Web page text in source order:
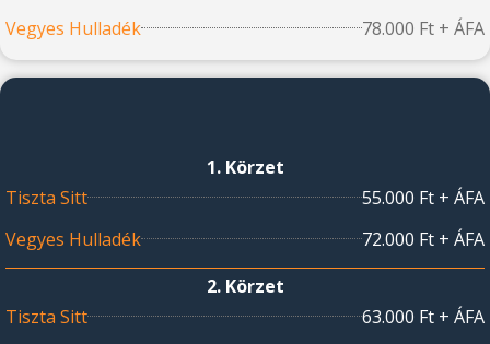
Vegyes Hulladék
78.000 Ft + ÁFA
1. Körzet
Tiszta Sitt
55.000 Ft + ÁFA
Vegyes Hulladék
72.000 Ft + ÁFA
2. Körzet
Tiszta Sitt
63.000 Ft + ÁFA